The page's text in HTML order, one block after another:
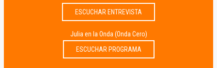
ESCUCHAR ENTREVISTA
Julia en la Onda (Onda Cero)
ESCUCHAR PROGRAMA